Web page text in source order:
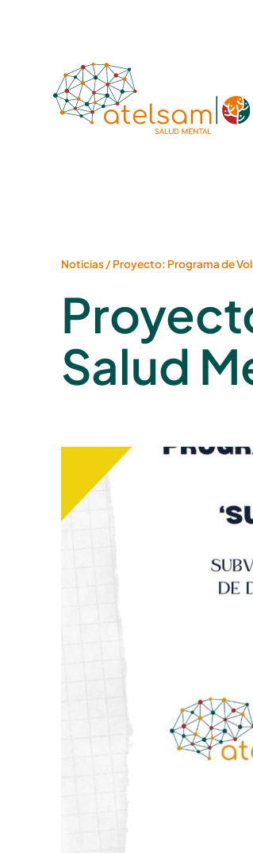
Noticias/Proyecto: Programa de
Salud